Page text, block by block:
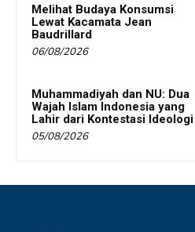
Melihat Budaya Konsumsi
Lewat Kacamata Jean
Baudrillard
06/08/2026
Muhammadiyah dan NU: Dua
Wajah Islam Indonesia yang
Lahir dari Kontestasi Ideologi
05/08/2026